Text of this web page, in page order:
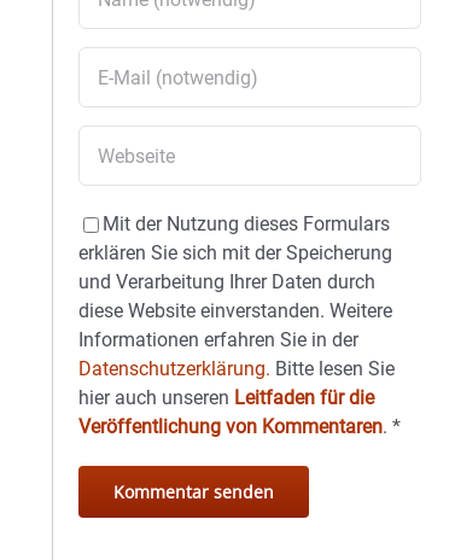
Mit der Nutzung dieses Formulars
erklären Sie sich mit der Speicherung
und Verarbeitung Ihrer Daten durch
diese Website einverstanden. Weitere
Informationen erfahren Sie in der
Datenschutzerklärung. Bitte lesen Sie
hier auch unseren Leitfaden für die
Veröffentlichung von Kommentaren.*